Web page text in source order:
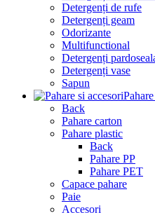
Detergenți de rufe
Detergenți geam
Odorizante
Multifunctional
Detergenți
Detergenți vase
Sapun
Back
Pahare carton
Pahare plastic
Back
Pahare PP
Pahare PET
Capace pahare
Paie
Accesori